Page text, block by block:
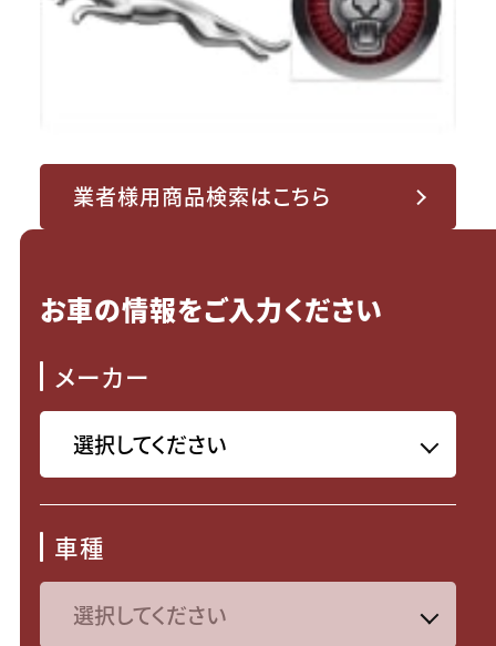
業者様用商品検索はこちら
お車の情報をご入力ください
メーカー
車種